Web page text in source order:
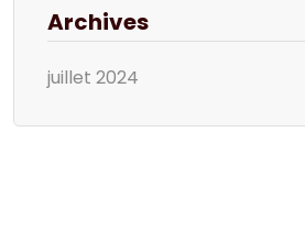
Archives
juillet 2024